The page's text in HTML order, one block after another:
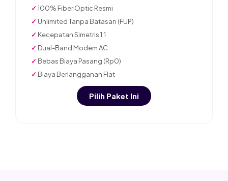
✓ 100% Fiber Optic Resmi
✓ Unlimited Tanpa Batasan (FUP)
✓ Kecepatan Simetris 1:1
✓ Dual-Band Modem AC
✓ Bebas Biaya Pasang (Rp0)
✓ Biaya Berlangganan Flat
Pilih Paket Ini